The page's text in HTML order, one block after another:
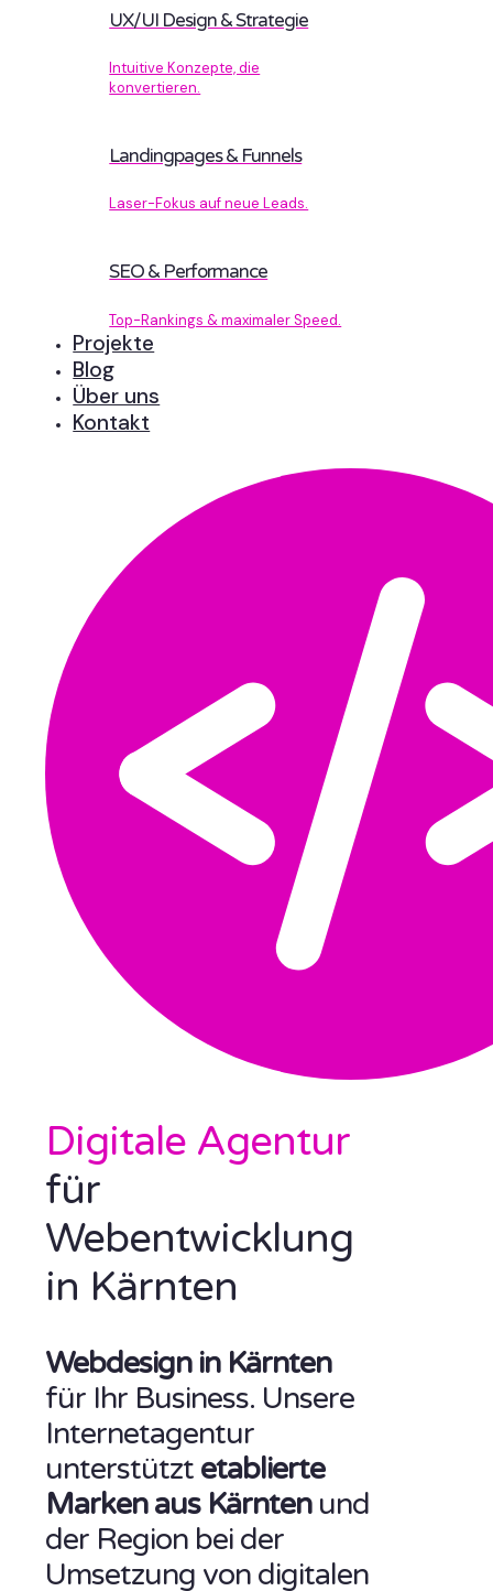
UX/UI Design & Strategie
Intuitive Konzepte, die
konvertieren.
Landingpages & Funnels
Laser-Fokus auf neue Leads.
SEO & Performance
Top-Rankings & maximaler Speed.
Projekte
Blog
Über uns
Kontakt
Digitale Agentur
für
Webentwicklung
in Kärnten
Webdesign in Kärnten
für Ihr Business. Unsere
Internetagentur
unterstützt etablierte
Marken aus Kärntenund
der Region bei der
Umsetzung von digitalen